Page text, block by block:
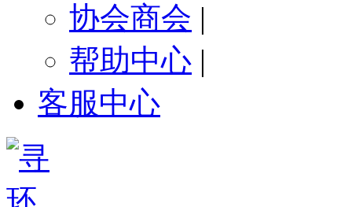
协会商会 |
帮助中心 |
客服中心